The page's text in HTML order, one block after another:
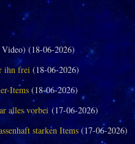
(18-06-2026)
ihn frei(18-06-2026)
Items(18-06-2026)
alles vorbei(17-06-2026)
starken Items(17-06-2026)